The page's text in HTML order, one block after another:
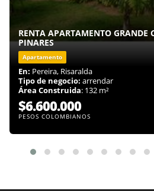
RENTA APARTAMENTO GRANDE
PINARES
Apartamento
En: Pereira, Risaralda
Tipo de negocio: arrendar
Área Construida: 132 m²
$6.600.000
PESOS COLOMBIANOS